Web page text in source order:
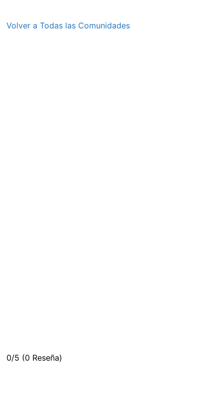
Volver a Todas las Comunidades
0/5 (0 Reseña)